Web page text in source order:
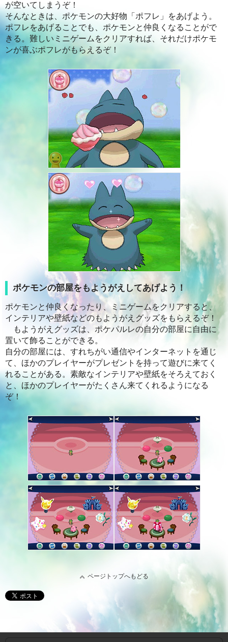
が空いてしまうぞ！
そんなときは、ポケモンの大好物「ポフレ」をあげよう。
ポフレをあげることでも、ポケモンと仲良くなることがで
きる。難しいミニゲームをクリアすれば、それだけポケモ
ンが喜ぶポフレがもらえるぞ！
ポケモンの部屋をもようがえしてあげよう！
ポケモンと仲良くなったり、ミニゲームをクリアすると、
インテリアや壁紙などのもようがえグッズをもらえるぞ！
もようがえグッズは、ポケパルレの自分の部屋に自由に
置いて飾ることができる。
自分の部屋には、すれちがい通信やインターネットを通じ
て、ほかのプレイヤーがプレゼントを持って遊びに来てく
れることがある。素敵なインテリアや壁紙をそろえておく
と、ほかのプレイヤーがたくさん来てくれるようになる
ぞ！
ページトップへもどる